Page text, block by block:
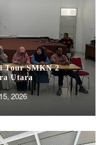
Tour SMKN 2
Utara
2026